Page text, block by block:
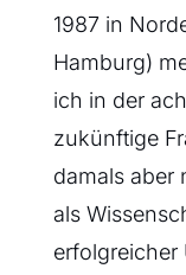
1987 in
Hamburg)
ich in der
zukünftige
damals aber
als
erfolgreicher